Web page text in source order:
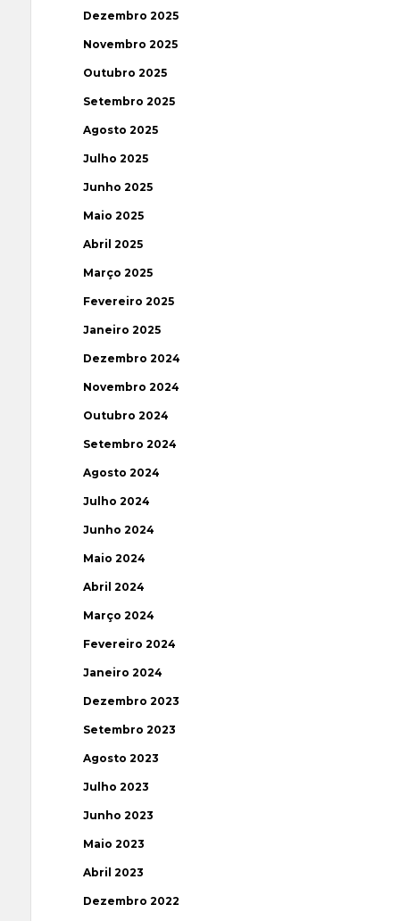
Dezembro 2025
Novembro 2025
Outubro 2025
Setembro 2025
Agosto 2025
Julho 2025
Junho 2025
Maio 2025
Abril 2025
Março 2025
Fevereiro 2025
Janeiro 2025
Dezembro 2024
Novembro 2024
Outubro 2024
Setembro 2024
Agosto 2024
Julho 2024
Junho 2024
Maio 2024
Abril 2024
Março 2024
Fevereiro 2024
Janeiro 2024
Dezembro 2023
Setembro 2023
Agosto 2023
Julho 2023
Junho 2023
Maio 2023
Abril 2023
Dezembro 2022